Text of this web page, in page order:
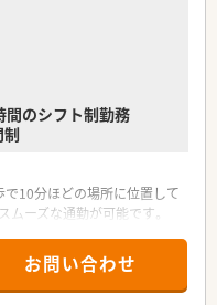
活用して生活の基盤を安定
の自覚を持って日々生き生き
間のシフト制勤務
10分ほどの場所に位置して
ーズな通勤が可能です。
して応需しています。
営されており、少人数のア
業務に取り組めます。
お問い合わせ